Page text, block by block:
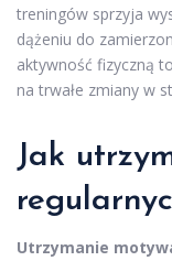
treningów sprzyja
dążeniu do
aktywność fizyczną
na trwałe zmiany w
Jak
Utrzymanie